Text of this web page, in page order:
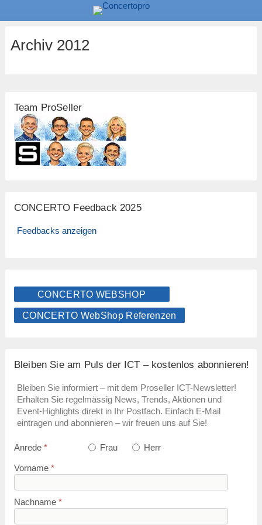
Archiv 2012
Team ProSeller
CONCERTO Feedback 2025
Feedbacks anzeigen
CONCERTO WEBSHOP
CONCERTO WebShop Referenzen
Bleiben Sie am Puls der ICT – kostenlos abonnieren!
Bleiben Sie informiert – mit dem Proseller ICT-Newsletter!
Erhalten Sie regelmässig News, Trends, Aktionen und
Event-Highlights direkt in Ihr Postfach. Einfach E-Mail
eintragen und abonnieren – wir freuen uns auf Sie!
Anrede * Frau Herr
Vorname *
Nachname *